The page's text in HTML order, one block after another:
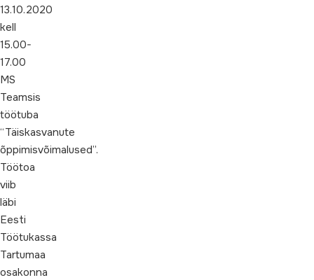
13.10.2020
kell
15.00-
17.00
MS
Teamsis
töötuba
“Täiskasvanute
õppimisvõimalused”.
Töötoa
viib
läbi
Eesti
Töötukassa
Tartumaa
osakonna